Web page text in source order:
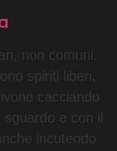
non comuni.
spiriti liberi,
cacciando
e con il
incutendo